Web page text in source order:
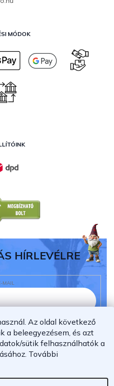
Az oldal következő
a beleegyezésem, és azt
sütik felhasználhatók a
További
MÓDOK
HÍRLEVÉLRE
MAIL
azadatvédelmi